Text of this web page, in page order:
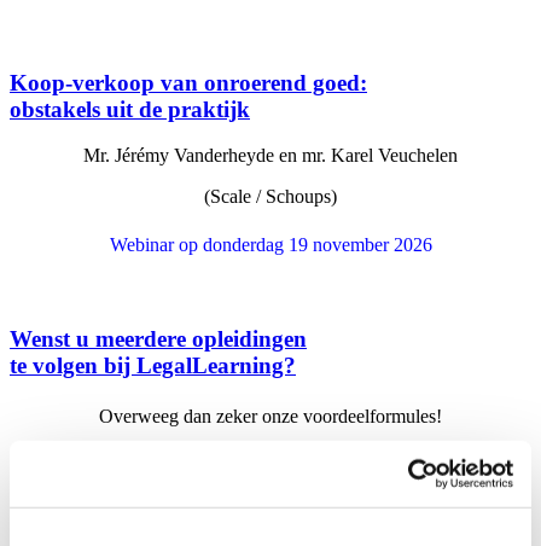
Koop-verkoop van onroerend goed:
obstakels uit de praktijk
Mr. Jérémy Vanderheyde en mr. Karel Veuchelen
(Scale / Schoups)
Webinar op donderdag 19 november 2026
Wenst u meerdere opleidingen
te volgen bij LegalLearning?
Overweeg dan zeker onze voordeelformules!
Krijg toegang tot +250 opleidingen